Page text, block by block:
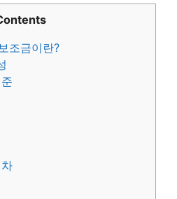
조금이란?